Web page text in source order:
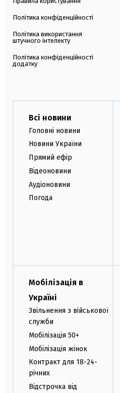
Політика конфіденційності
Політика використання
штучного інтелекту
Політика конфіденційності
додатку
Всі новини
Головні новини
Новини України
Прямий ефір
Відеоновини
Аудіоновини
Погода
Мобілізація в
Україні
Звільнення з військової
служби
Мобілізація 50+
Мобілізація жінок
Контракт для 18-24-
річних
Відстрочка від